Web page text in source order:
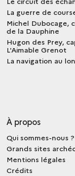
La guerre de
Michel Dubocage,
de la Dauphine
Hugon des Prey,
L'Aimable Grenot
La navigation au
À propos
Qui sommes-nous ?
Grands sites
Mentions légales
Crédits